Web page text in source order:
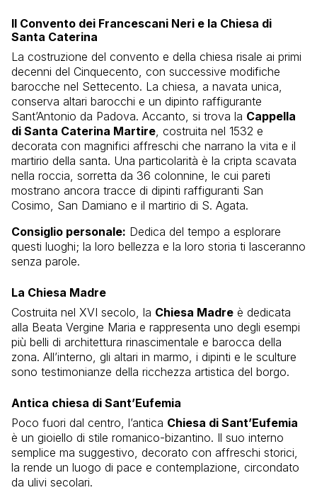
Il Convento dei Francescani Neri e la Chiesa di
Santa Caterina
La costruzione del convento e della chiesa risale ai primi
decenni del Cinquecento, con successive modifiche
barocche nel Settecento. La chiesa, a navata unica,
conserva altari barocchi e un dipinto raffigurante
Sant’Antonio da Padova. Accanto, si trova la Cappella
di Santa Caterina Martire , costruita nel 1532 e
decorata con magnifici affreschi che narrano la vita e il
martirio della santa. Una particolarità è la cripta scavata
nella roccia, sorretta da 36 colonnine, le cui pareti
mostrano ancora tracce di dipinti raffiguranti San
Cosimo, San Damiano e il martirio di S. Agata.
Consiglio personale: Dedica del tempo a esplorare
questi luoghi; la loro bellezza e la loro storia ti lasceranno
senza parole.
La Chiesa Madre
Costruita nel XVI secolo, la Chiesa Madre è dedicata
alla Beata Vergine Maria e rappresenta uno degli esempi
più belli di architettura rinascimentale e barocca della
zona. All’interno, gli altari in marmo, i dipinti e le sculture
sono testimonianze della ricchezza artistica del borgo.
Antica chiesa di Sant’Eufemia
Poco fuori dal centro, l’antica Chiesa di Sant’Eufemia
è un gioiello di stile romanico-bizantino. Il suo interno
semplice ma suggestivo, decorato con affreschi storici,
la rende un luogo di pace e contemplazione, circondato
da ulivi secolari.